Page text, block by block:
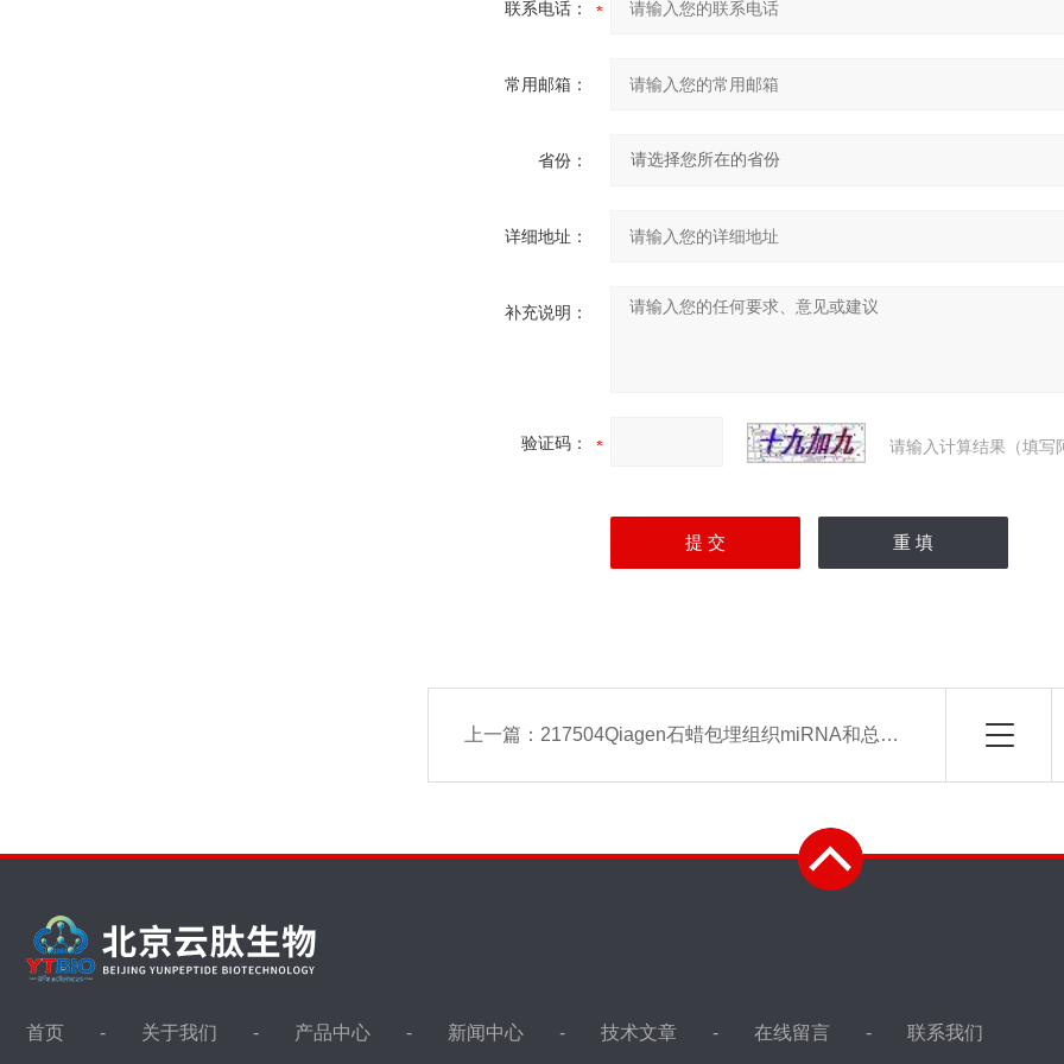
联系电话：
常用邮箱：
省份：
详细地址：
补充说明：
验证码： 请输入计算结果（填写
上一篇： 217504Qiagen石蜡包埋组织miRNA和总RNA纯化试剂盒
首页 关于我们 产品中心 新闻中心 技术文章 在线留言 联系我们